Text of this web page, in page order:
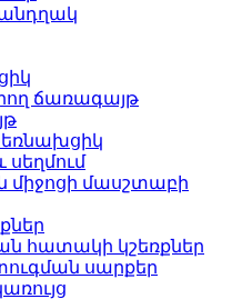
ճառագայթ
սեղմում
միջոցի մասշտաբի
հատակի կշեռքներ
սարքեր